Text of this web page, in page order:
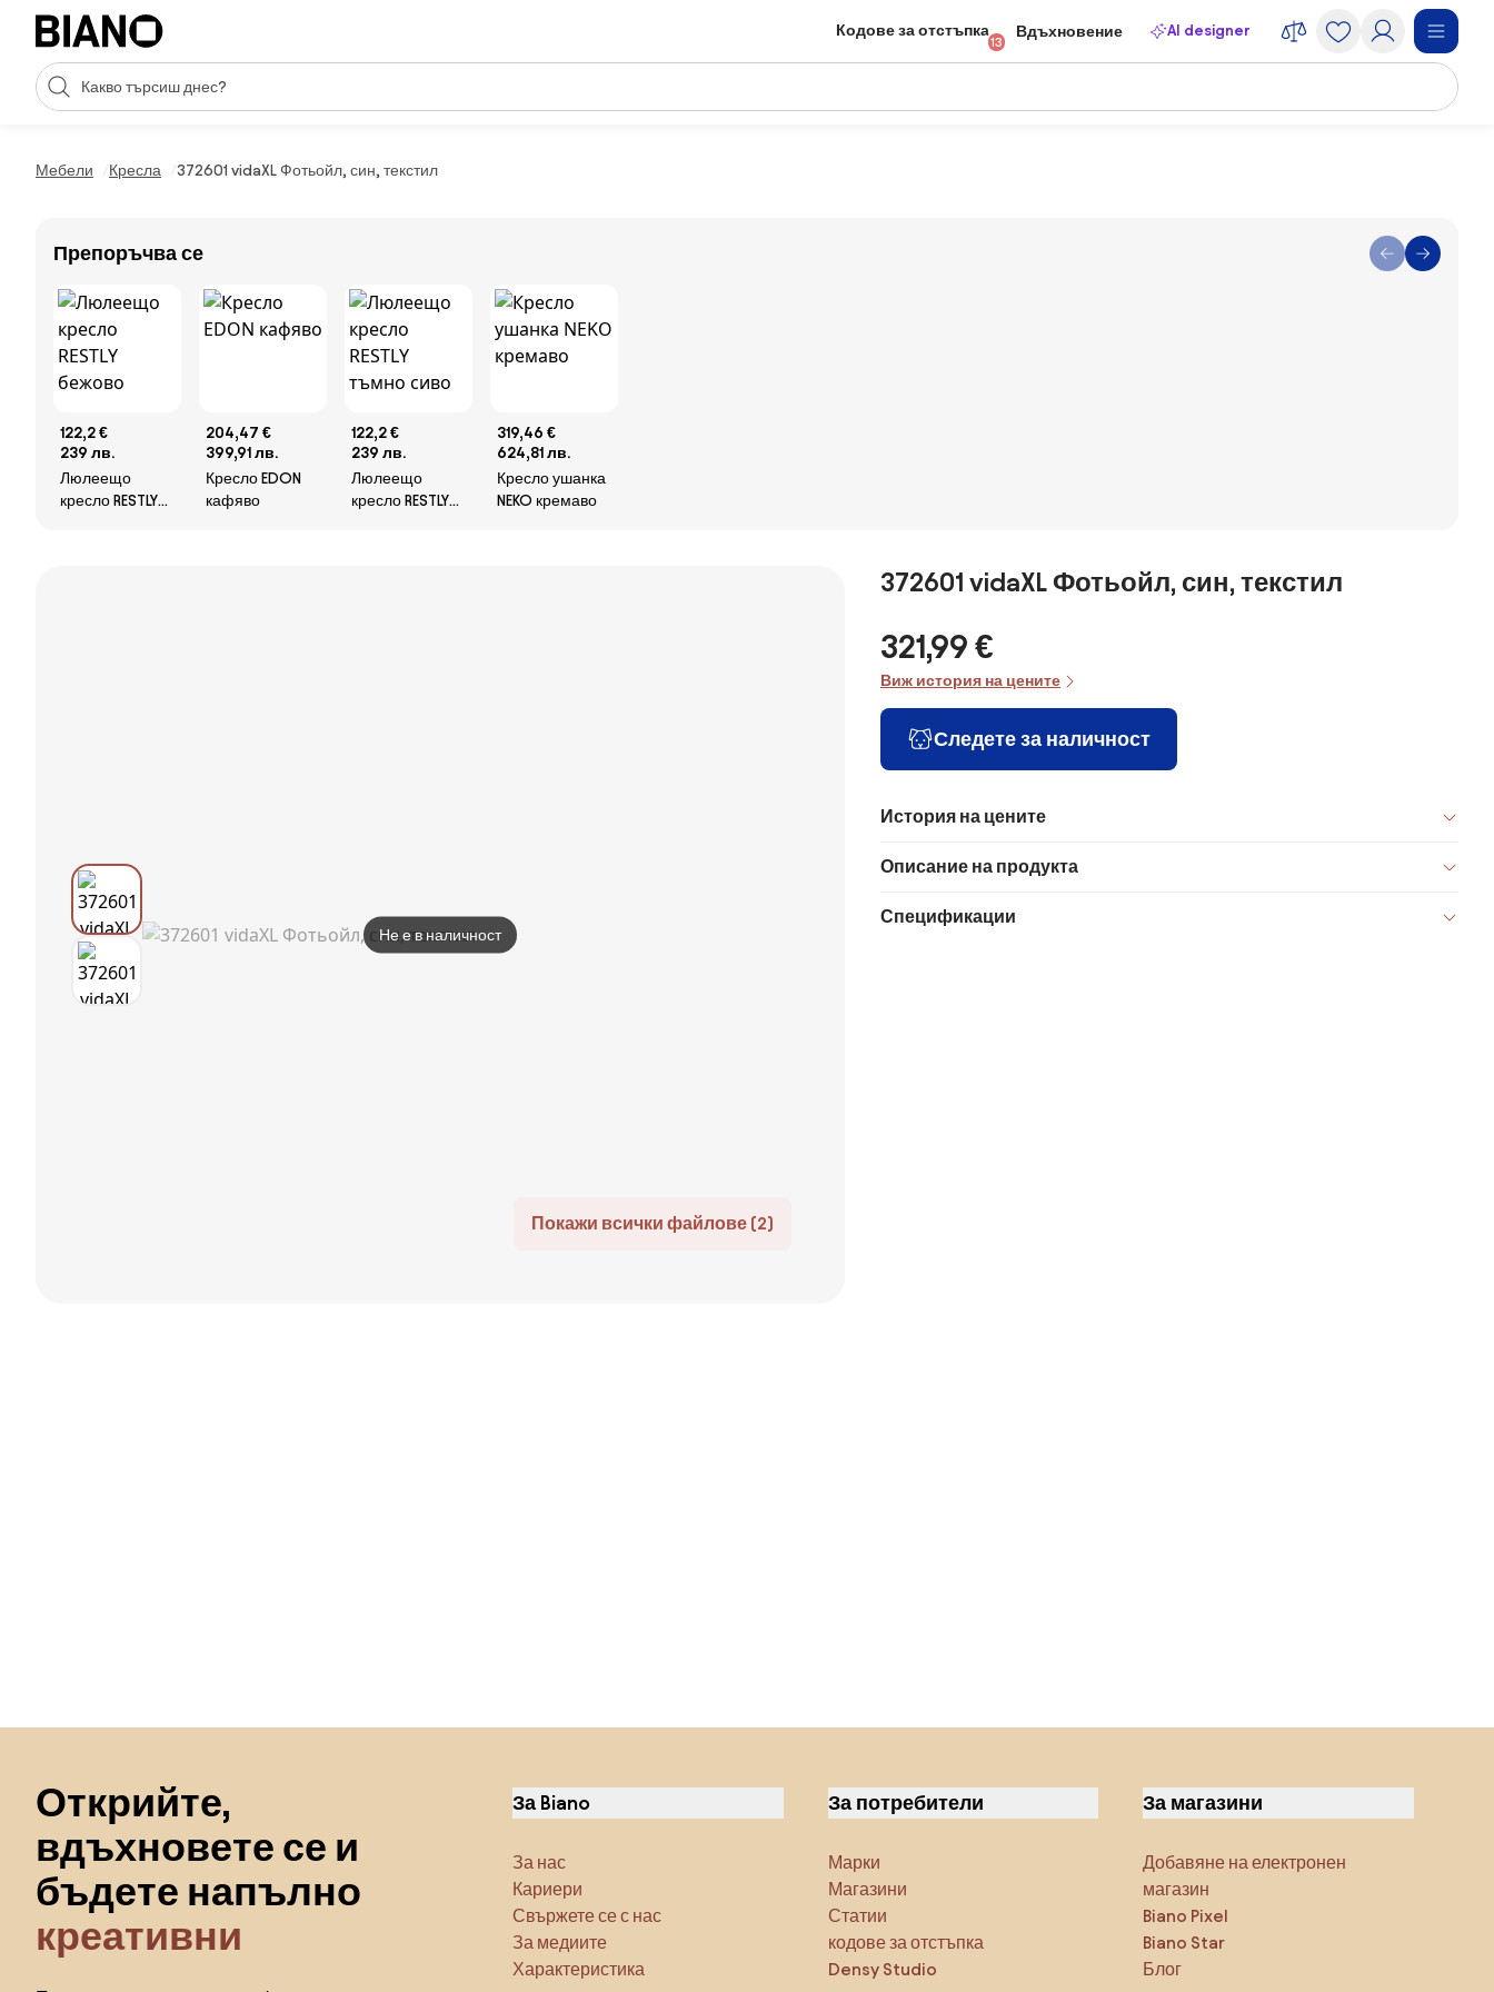
Пропускане към съдържанието
Търсене
Кодове за отстъпка
13
Вдъхновение AI designer
Мебели Кресла 372601 vidaXL Фотьойл, син, текстил
Препоръчва се
122,2 €
239 лв.
Люлеещо
кресло RESTLY
204,47 €
399,91 лв.
Кресло EDON
кафяво
122,2 €
239 лв.
Люлеещо
кресло RESTLY
319,46 €
624,81 лв.
Кресло ушанка
NEKO кремаво
Покажи всички файлове (2)
Не е в наличност
372601 vidaXL Фотьойл, син, текстил
321,99 €
Виж история на цените
Следете за наличност
История на цените
Описание на продукта
Спецификации
Открийте,
вдъхновете се и
бъдете напълно
креативни
За Biano
За нас
Кариери
Свържете се с нас
За медиите
Характеристика
За потребители
Марки
Магазини
Статии
кодове за отстъпка
Densy Studio
За магазини
Добавяне на електронен
магазин
Biano Pixel
Biano Star
Блог